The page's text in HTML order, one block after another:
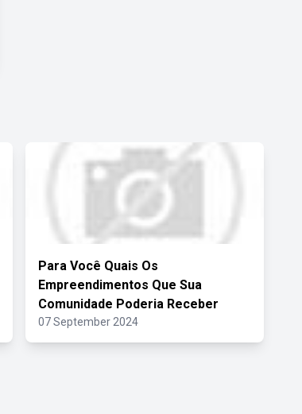
Para Você Quais Os
Empreendimentos Que Sua
Comunidade Poderia Receber
07 September 2024